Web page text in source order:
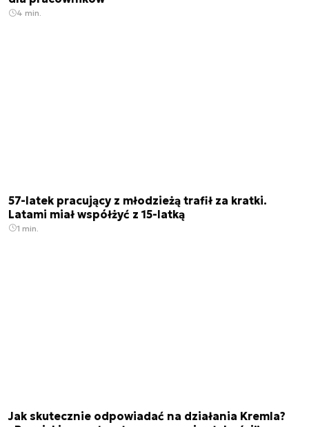
4 min.
57-latek pracujący z młodzieżą trafił za kratki.
Latami miał współżyć z 15-latką
1 min.
Jak skutecznie odpowiadać na działania Kremla?